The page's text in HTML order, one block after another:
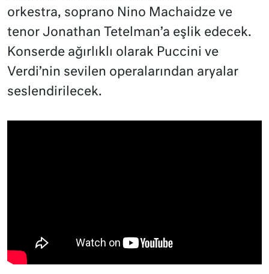
orkestra, soprano Nino Machaidze ve
tenor Jonathan Tetelman’a eşlik edecek.
Konserde ağırlıklı olarak Puccini ve
Verdi’nin sevilen operalarından aryalar
seslendirilecek.